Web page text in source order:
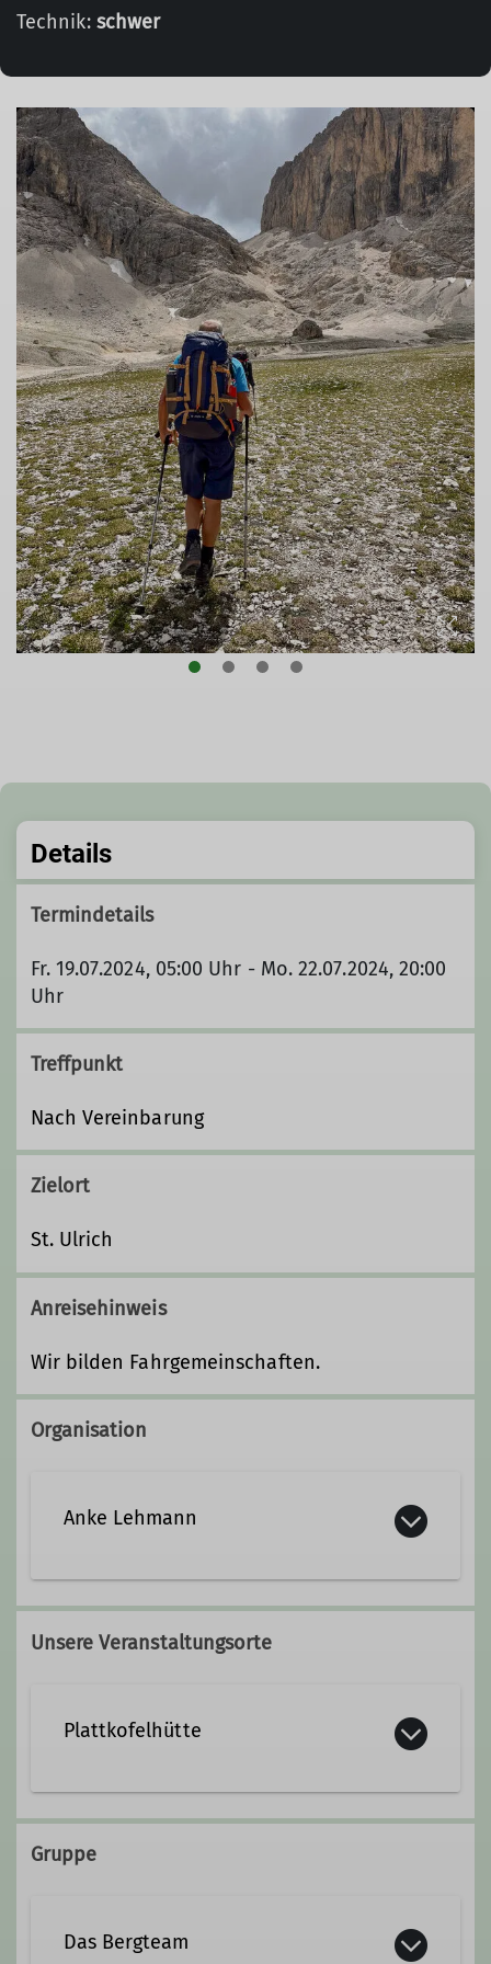
Technik: schwer
Details
Termindetails
Fr. 19.07.2024, 05:00 Uhr - Mo. 22.07.2024, 20:00
Uhr
Treffpunkt
Nach Vereinbarung
Zielort
St. Ulrich
Anreisehinweis
Wir bilden Fahrgemeinschaften.
Organisation
Anke Lehmann
0173/4650547
anke.lehmann@dav-otterfing.de
Lektorat
Unsere Veranstaltungsorte
Plattkofelhütte
Gruppe
Das Bergteam